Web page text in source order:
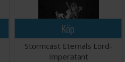
Köp
Stormcast Eternals Lord-
Imperatant